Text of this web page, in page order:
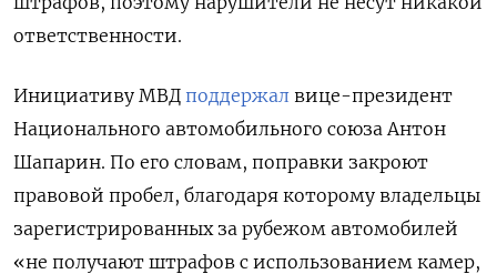
ответственности.
Инициативу МВД поддержал вице-президент
Национального автомобильного союза Антон
Шапарин. По его словам, поправки закроют
правовой пробел, благодаря которому владельцы
зарегистрированных за рубежом автомобилей
«не получают штрафов с использованием камер,